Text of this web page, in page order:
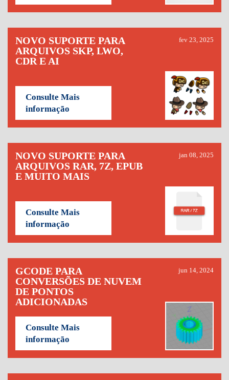
NOVO SUPORTE PARA
ARQUIVOS SKP, LWO,
CDR E AI
fev 23, 2025
Consulte Mais
informação
NOVO SUPORTE PARA
ARQUIVOS RAR, 7Z, EPUB
E MUITO MAIS
jan 08, 2025
Consulte Mais
informação
GCODE PARA
CONVERSÕES DE NUVEM
DE PONTOS
ADICIONADAS
jun 14, 2024
Consulte Mais
informação